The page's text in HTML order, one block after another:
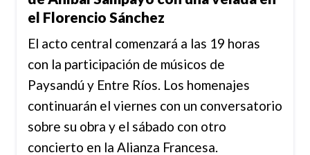
el Florencio Sánchez
El acto central comenzará a las 19 horas
con la participación de músicos de
Paysandú y Entre Ríos. Los homenajes
continuarán el viernes con un conversatorio
sobre su obra y el sábado con otro
concierto en la Alianza Francesa.